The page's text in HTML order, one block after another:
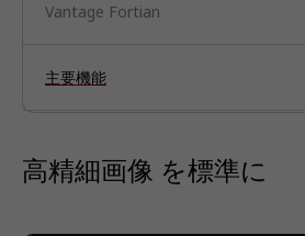
Vantage Fortian
主要機能
高精細画像 を標準に